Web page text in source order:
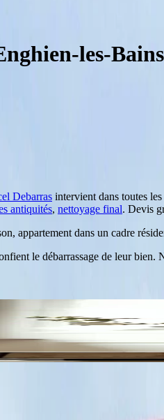
les-Bains
Debarras intervient dans toutes
antiquités, nettoyage final. Devis
appartement dans un cadre
le débarrassage de leur bien.